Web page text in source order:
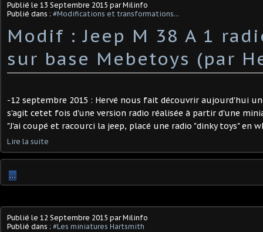
Publié le 13 Septembre 2015 par Milinfo
Publié dans : #Modifications et transformations...
Modif : Jeep M 38 A 1
sur base Mebetoys (par
-12 septembre 2015 : Hervé nous fait découvrir aujourd'hui
s'agit cetet fois d'une version radio réalisée à partir d'une
"J'ai coupé et racourci la jeep, placé une radio "dinky toys" en
Lire la suite
…
Publié le 12 Septembre 2015 par Milinfo
Publié dans : #Les miniatures Hartsmith